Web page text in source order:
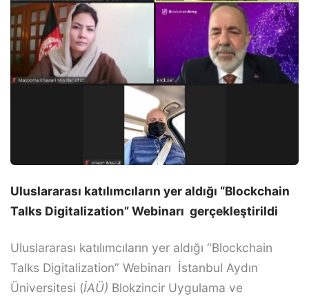
Uluslararası katılımcıların yer aldığı “Blockchain
Talks Digitalization” Webinarı gerçekleştirildi
Uluslararası katılımcıların yer aldığı “Blockchain
Talks Digitalization” Webinarı İstanbul Aydın
Üniversitesi (İAÜ) Blokzincir Uygulama ve